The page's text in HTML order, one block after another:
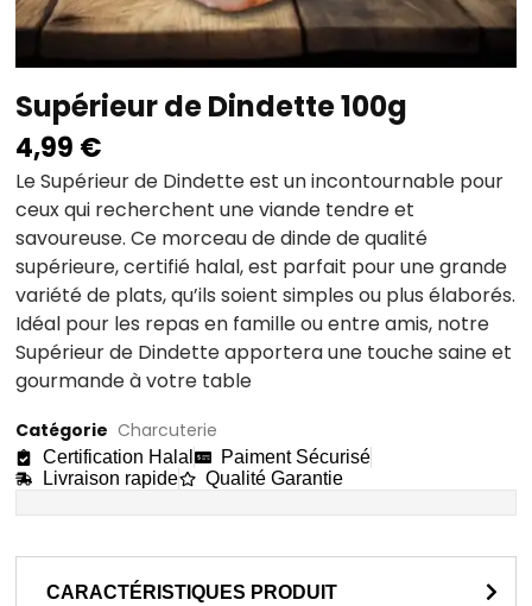
Supérieur de Dindette 100g
4,99 €
Le Supérieur de Dindette est un incontournable pour
ceux qui recherchent une viande tendre et
savoureuse. Ce morceau de dinde de qualité
supérieure, certifié halal, est parfait pour une grande
variété de plats, qu’ils soient simples ou plus élaborés.
Idéal pour les repas en famille ou entre amis, notre
Supérieur de Dindette apportera une touche saine et
gourmande à votre table
Catégorie Charcuterie
Certification Halal
Paiment Sécurisé
Livraison rapide
Qualité Garantie
CARACTÉRISTIQUES PRODUIT